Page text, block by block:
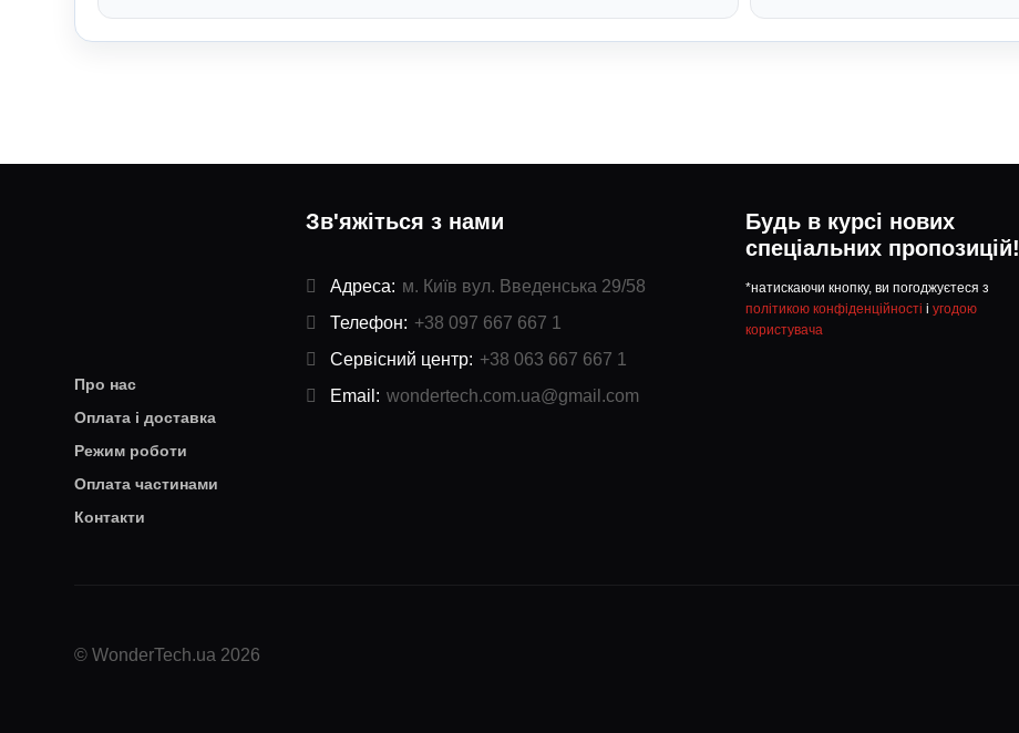
Про нас
Оплата і доставка
Режим роботи
Оплата частинами
Контакти
Зв'яжіться з нами
Адреса: м. Київ вул. Введенська 29/58
Телефон: +38 097 667 667 1
Сервісний центр: +38 063 667 667 1
Email: wondertech.com.ua@gmail.com
Будь в курсі нових
спеціальних пропозицій!
*натискаючи кнопку, ви погоджуєтеся з
політикою конфіденційності і угодою
користувача
© WonderTech.ua 2026